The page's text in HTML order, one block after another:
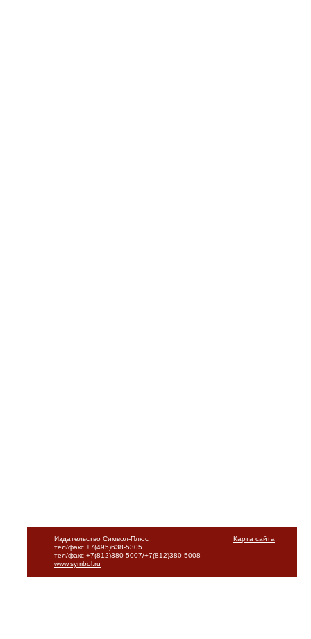
Карта сайта
Издательство Символ-Плюс
тел/факс +7(495)638-5305
тел/факс +7(812)380-5007/+7(812)380-5008
www.symbol.ru